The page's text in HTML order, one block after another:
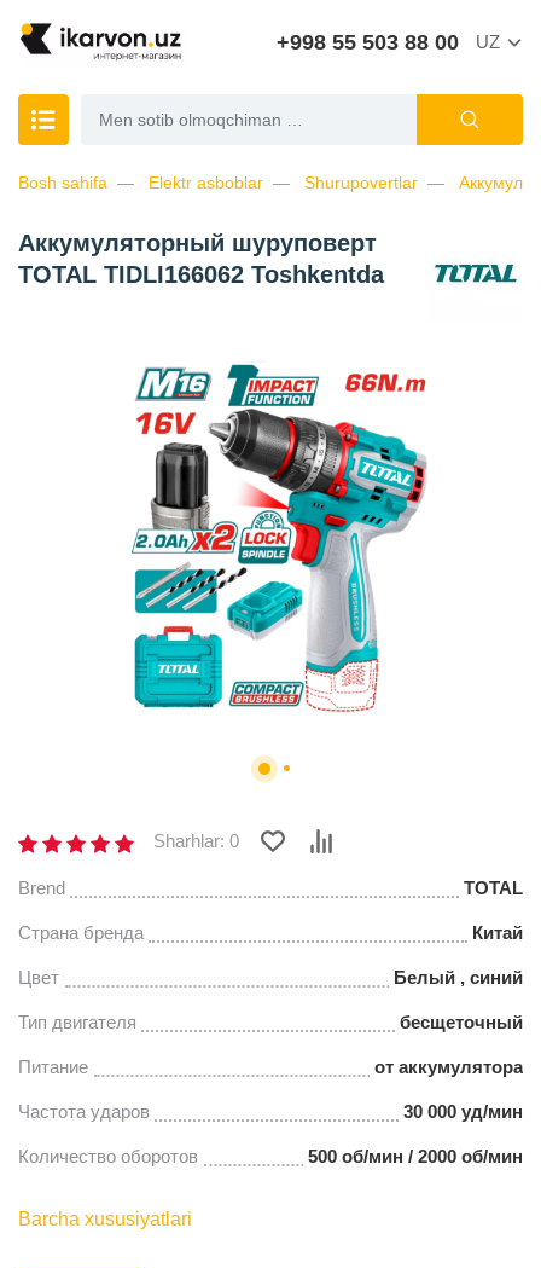
+998 55 503 88 00 UZ
Bosh sahifa Elektr asboblar Shurupovertlar
Аккумуляторный шуруповерт
TOTAL TIDLI166062 Toshkentda
Sharhlar: 0
Brend TOTAL
Страна бренда Китай
Цвет Белый , синий
Тип двигателя бесщеточный
Питание от аккумулятора
Частота ударов 30 000 уд/мин
Количество оборотов 500 об/мин / 2000 об/мин
Barcha xususiyatlari